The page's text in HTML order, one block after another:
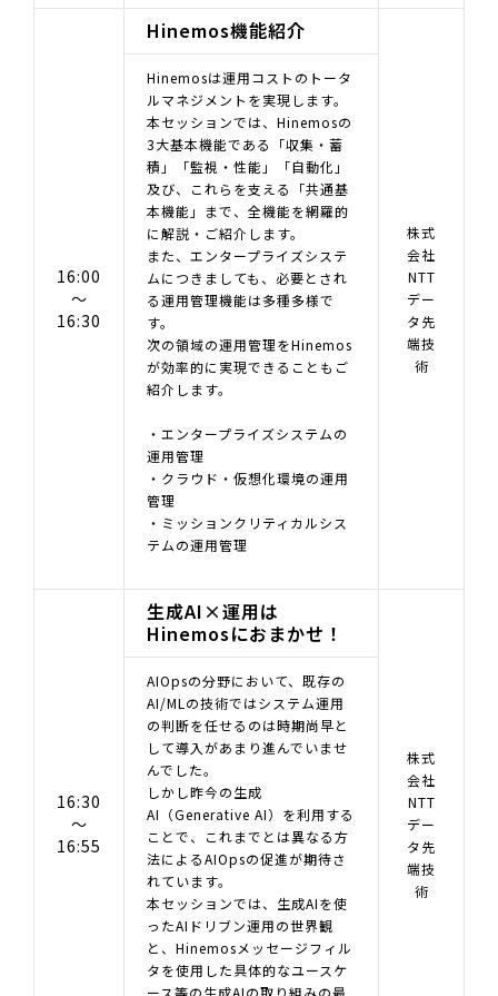
16:00
～
16:30
Hinemos機能紹介
株式
会社
NTT
デー
タ先
端技
術
Hinemosは運用コストのトータ
ルマネジメントを実現します。
本セッションでは、Hinemosの
3大基本機能である「収集・蓄
積」「監視・性能」「自動化」
及び、これらを支える「共通基
本機能」まで、全機能を網羅的
に解説・ご紹介します。
また、エンタープライズシステ
ムにつきましても、必要とされ
る運用管理機能は多種多様で
す。
次の領域の運用管理をHinemos
が効率的に実現できることもご
紹介します。
・エンタープライズシステムの
運用管理
・クラウド・仮想化環境の運用
管理
・ミッションクリティカルシス
テムの運用管理
16:30
～
16:55
生成AI×運用は
Hinemosにおまかせ！
株式
会社
NTT
デー
タ先
端技
術
AIOpsの分野において、既存の
AI/MLの技術ではシステム運用
の判断を任せるのは時期尚早と
して導入があまり進んでいませ
んでした。
しかし昨今の生成
AI（Generative AI）を利用する
ことで、これまでとは異なる方
法によるAIOpsの促進が期待さ
れています。
本セッションでは、生成AIを使
ったAIドリブン運用の世界観
と、Hinemosメッセージフィル
タを使用した具体的なユースケ
ース等の生成AIの取り組みの最